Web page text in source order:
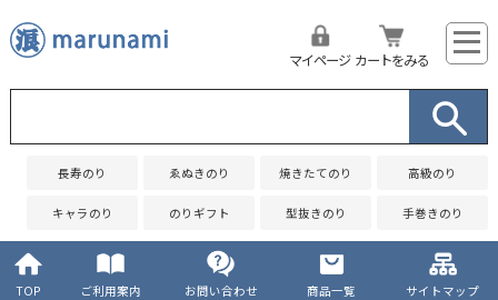
長寿のり ゑぬきのり 焼きたてのり 高級のり
キャラのり のりギフト 型抜きのり 手巻きのり
マイページ カートをみる
TOP ご利用案内 お問い合わせ 商品一覧 サイトマップ